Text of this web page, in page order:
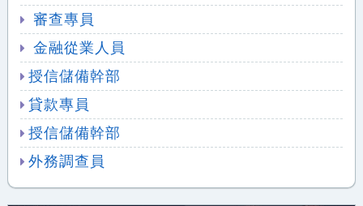
審查專員
金融從業人員
授信儲備幹部
貸款專員
授信儲備幹部
外務調查員